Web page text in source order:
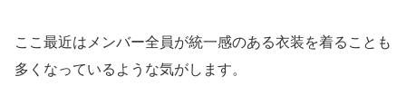
ここ最近はメンバー全員が統一感のある衣装を着ることも
多くなっているような気がします。